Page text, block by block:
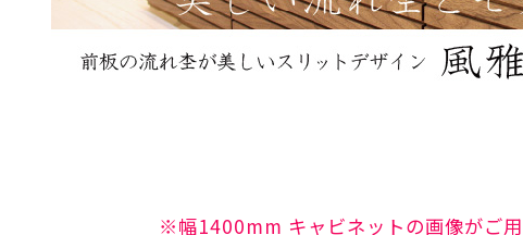
※幅1400mm キャビネットの画像がご用